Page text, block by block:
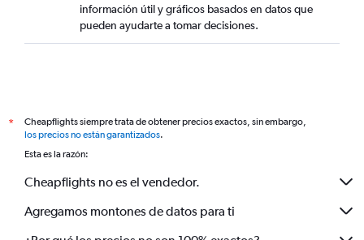
información útil y gráficos basados en datos que
pueden ayudarte a tomar decisiones.
*
Cheapflights siempre trata de obtener precios exactos, sin embargo,
los precios no están garantizados.
Esta es la razón:
Cheapflights no es el vendedor.
Agregamos montones de datos para ti